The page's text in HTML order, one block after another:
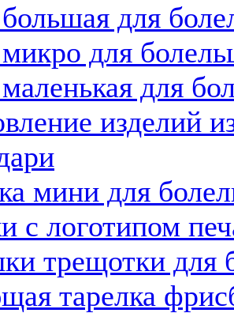
для
для
для
изделий
мини для
с логотипом
трещотки для
тарелка